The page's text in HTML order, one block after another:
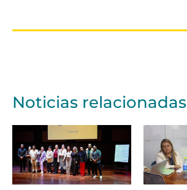
Noticias relacionadas